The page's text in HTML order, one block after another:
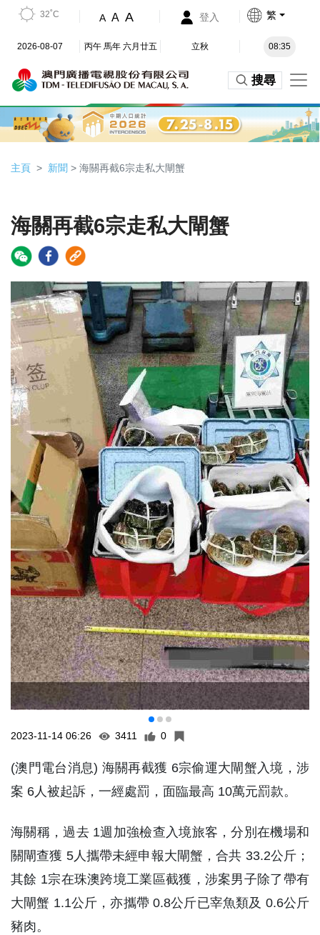
32˚C A A A 登入 繁
2026-08-07 丙午 馬年 六月廿五 立秋 08:35
搜尋
主頁 新聞 > 海關再截6宗走私大閘蟹
海關再截6宗走私大閘蟹
2023-11-14 06:26 3411 0
(澳門電台消息) 海關再截獲 6宗偷運大閘蟹入境，涉
案 6人被起訴，一經處罰，面臨最高 10萬元罰款。
海關稱，過去 1週加強檢查入境旅客，分別在機場和
關閘查獲 5人攜帶未經申報大閘蟹，合共 33.2公斤；
其餘 1宗在珠澳跨境工業區截獲，涉案男子除了帶有
大閘蟹 1.1公斤，亦攜帶 0.8公斤已宰魚類及 0.6公斤
豬肉。